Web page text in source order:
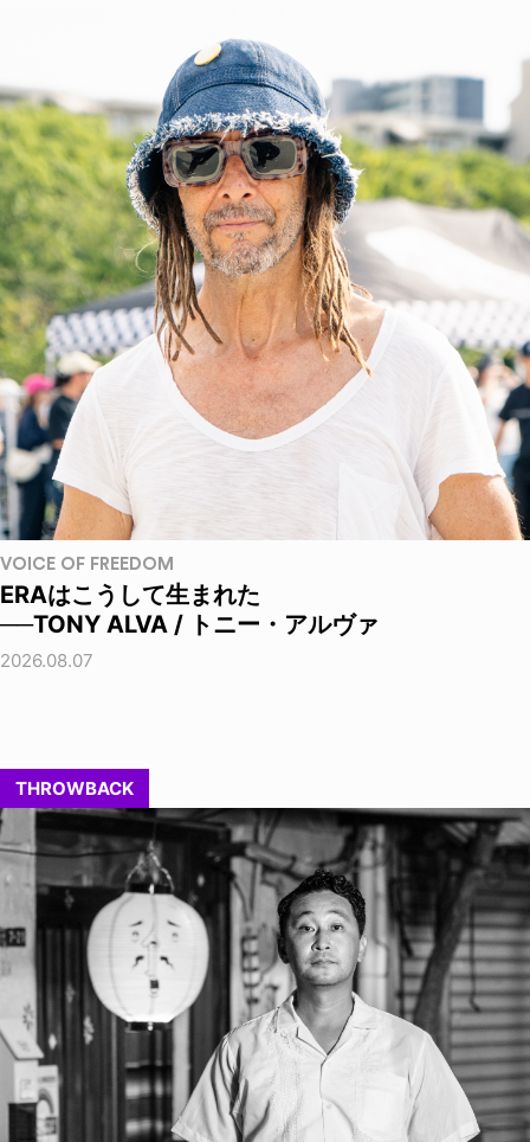
VOICE OF FREEDOM
ERAはこうして生まれた
──TONY ALVA / トニー・アルヴァ
2026.08.07
THROWBACK